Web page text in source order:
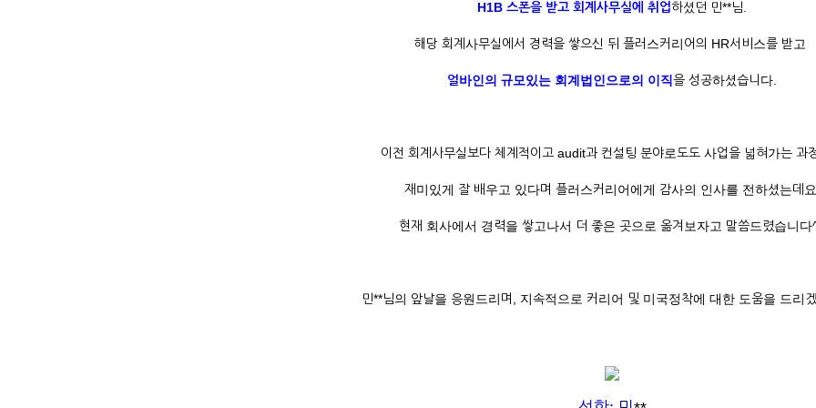
H1B 스폰을 받고 회계사무실에 취업하셨던 민**님.
해당 회계사무실에서 경력을 쌓으신 뒤 플러스커리어의 HR서비스를 받고
얼바인의 규모있는 회계법인으로의 이직을 성공하셨습니다.
이전 회계사무실보다 체계적이고 audit과 컨설팅 분야로도도 사업을 넓혀가는 과
재미있게 잘 배우고 있다며 플러스커리어에게 감사의 인사를 전하셨는데
현재 회사에서 경력을 쌓고나서 더 좋은 곳으로 옮겨보자고 말씀드렸습니다
민**님의 앞날을 응원드리며, 지속적으로 커리어 및 미국정착에 대한 도움을 드리